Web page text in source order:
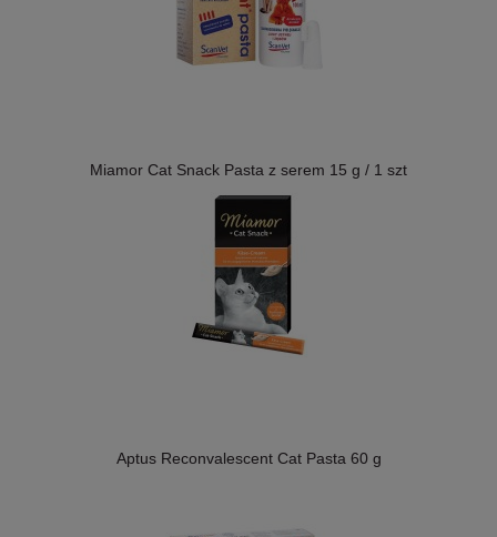
Miamor Cat Snack Pasta z serem 15 g / 1 szt
Aptus Reconvalescent Cat Pasta 60 g